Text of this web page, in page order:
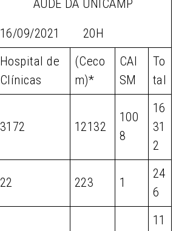
AÚDE DA UNICAMP
16/09/2021 20H
Hospital de
Clínicas
(Ceco
m)*
CAI
SM
To
tal
3172 12132
100
8
16
31
2
22 223 1
24
6
11